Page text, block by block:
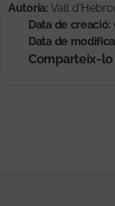
Autoria: Vall
Data de creació:
Data de
Comparteix-lo